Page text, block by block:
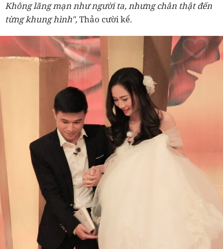
Không lãng mạn như người ta, nhưng chân thật đến
từng khung hình",Thảo cười kể.